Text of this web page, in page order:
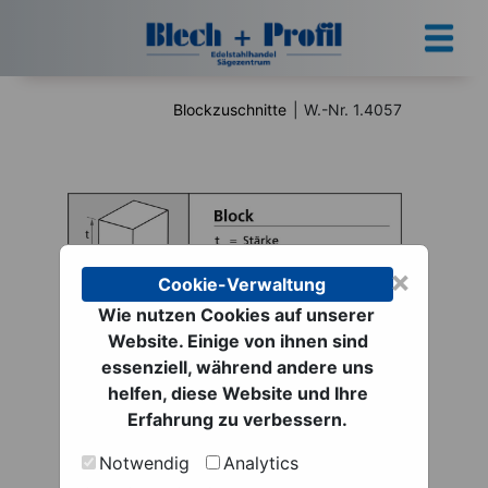
Blockzuschnitte W.-Nr. 1.4057
Blockzuschnitte | W.-
Nr. 1.4057
ab 1,86 € netto
zzgl. MwSt. zzgl.
Versand
×
Cookie-Verwaltung
Wie nutzen Cookies auf unserer
Website. Einige von ihnen sind
essenziell, während andere uns
helfen, diese Website und Ihre
Erfahrung zu verbessern.
Notwendig
Analytics